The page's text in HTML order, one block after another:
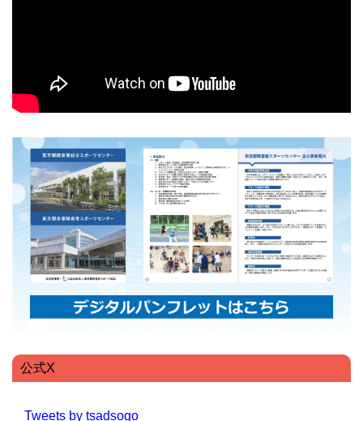
公式X
Tweets by tsadsogo